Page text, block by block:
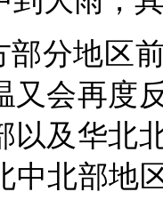
部分地区
又会再度
以及华北
中北部地